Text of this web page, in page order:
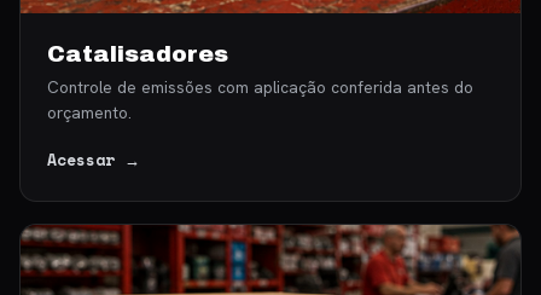
Catalisadores
Controle de emissões com aplicação conferida antes do
orçamento.
Acessar →